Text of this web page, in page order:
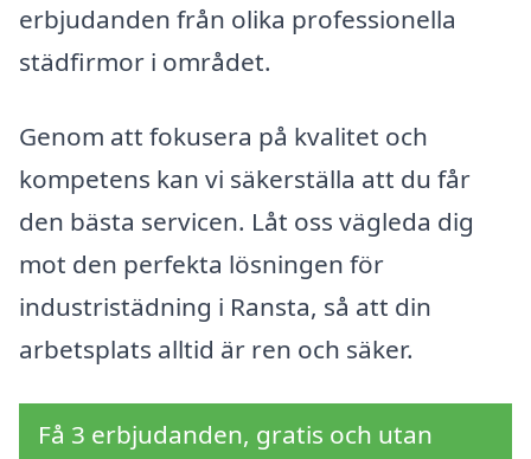
erbjudanden från olika professionella
städfirmor i området.
Genom att fokusera på kvalitet och
kompetens kan vi säkerställa att du får
den bästa servicen. Låt oss vägleda dig
mot den perfekta lösningen för
industristädning i Ransta, så att din
arbetsplats alltid är ren och säker.
Få 3 erbjudanden, gratis och utan